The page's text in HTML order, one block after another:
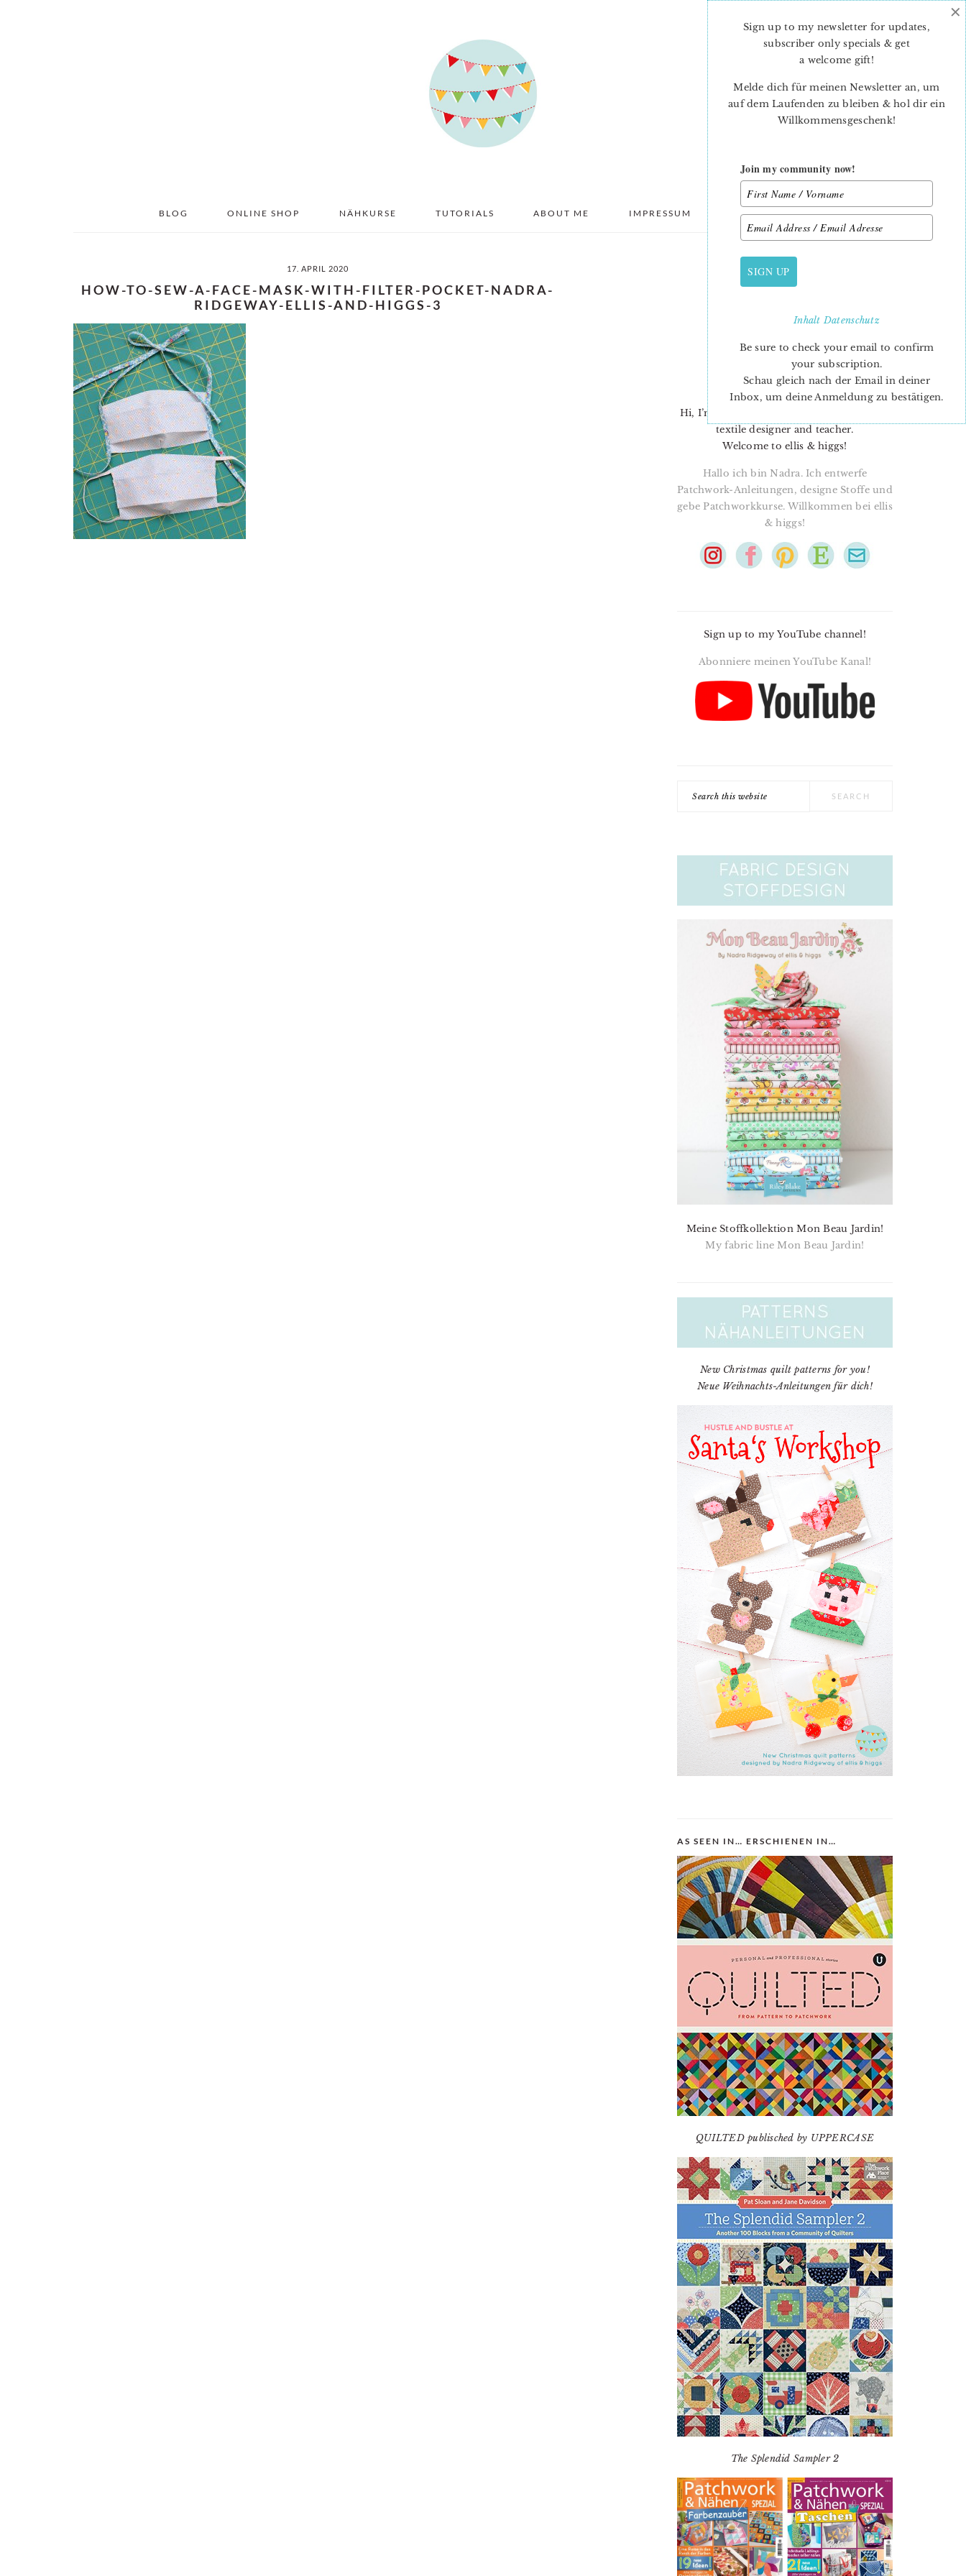
BLOG ONLINE SHOP NÄHKURSE TUTORIALS ABOUT ME IMPRESSUM DATENSCHUTZ
17. APRIL 2020
HOW-TO-SEW-A-FACE-MASK-WITH-FILTER-POCKET-NADRA-
RIDGEWAY-ELLIS-AND-HIGGS-3
PRIMARY
SIDEBAR
Hi, I’m Nadra. I’m a quilt pattern designer,
textile designer and teacher.
Welcome to ellis & higgs!
Hallo ich bin Nadra. Ich entwerfe
Patchwork-Anleitungen, designe Stoffe und
gebe Patchworkkurse. Willkommen bei ellis
& higgs!
Sign up to my YouTube channel!
Abonniere meinen YouTube Kanal!
Meine Stoffkollektion Mon Beau Jardin!
My fabric line Mon Beau Jardin!
New Christmas quilt patterns for you!
Neue Weihnachts-Anleitungen für dich!
AS SEEN IN… ERSCHIENEN IN…
QUILTED publisched by UPPERCASE
The Splendid Sampler 2
Sign up to my newsletter for updates,
subscriber only specials & get
a welcome gift!
Melde dich für meinen Newsletter an, um
auf dem Laufenden zu bleiben & hol dir ein
Willkommensgeschenk!
Join my community now!
SIGN UP
InhaltDatenschutz
Be sure to check your email to confirm
your subscription.
Schau gleich nach der Email in deiner
Inbox, um deine Anmeldung zu bestätigen.
×